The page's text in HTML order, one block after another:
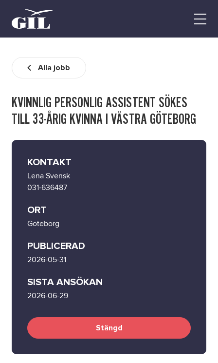
assistans
Open
Utbildningar & Event
Jobb
Kontakt
Om oss
Ordlista
FAQ
Alla jobb
KVINNLIG PERSONLIG ASSISTENT SÖKES
TILL 33-ÅRIG KVINNA I VÄSTRA GÖTEBORG
KONTAKT
Lena Svensk
031-636487
ORT
Göteborg
PUBLICERAD
2026-05-31
SISTA ANSÖKAN
2026-06-29
Stängd